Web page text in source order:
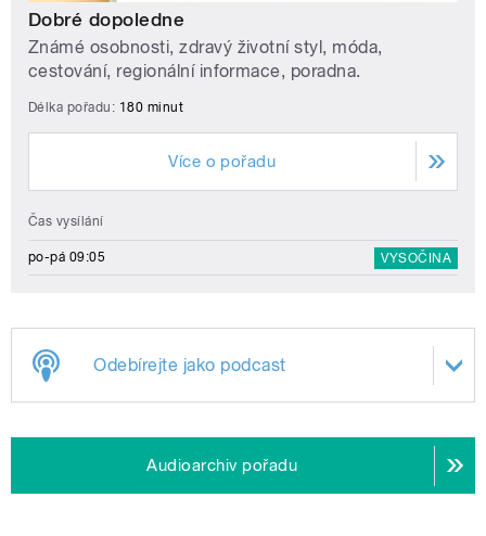
Dobré dopoledne
Známé osobnosti, zdravý životní styl, móda,
cestování, regionální informace, poradna.
Délka pořadu: 180 minut
Více o pořadu
Čas vysílání
po-pá 09:05 VYSOČINA
Odebírejte jako podcast
Audioarchiv pořadu